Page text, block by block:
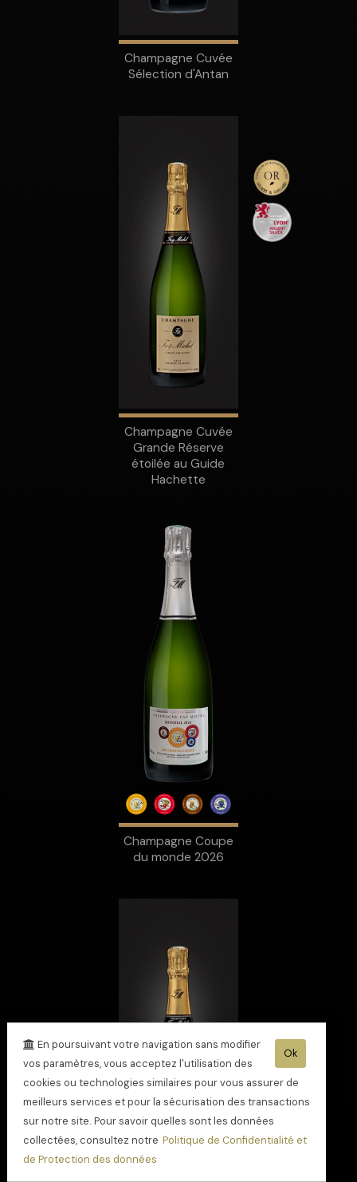
Champagne Cuvée
Sélection d'Antan
Champagne Cuvée
Grande Réserve
étoilée au Guide
Hachette
Champagne Coupe
du monde 2026
Ok
En poursuivant votre navigation sans modifier
vos paramètres, vous acceptez l'utilisation des
cookies ou technologies similaires pour vous assurer de
meilleurs services et pour la sécurisation des transactions
sur notre site. Pour savoir quelles sont les données
collectées, consultez notre Politique de Confidentialité et
de Protection des données